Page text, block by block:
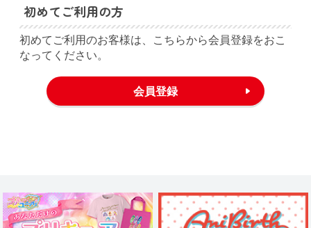
初めてご利用の方
初めてご利用のお客様は、こちらから会員登録をおこ
なってください。